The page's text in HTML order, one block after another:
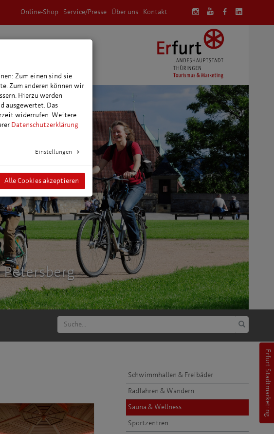
Online-Shop Service/Presse Über uns Kontakt
Schwimmhallen & Freibäder
Radfahren & Wandern
Sauna & Wellness
Sportzentren
Erfurt Stadtmarketing
Zum einen sind sie
Zum anderen können wir
Hierzu werden
ausgewertet. Das
widerrufen. Weitere
Datenschutzerklärung
Einstellungen
Alle Cookies akzeptieren